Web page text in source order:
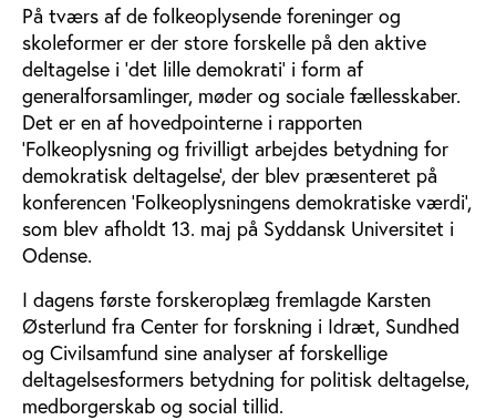
På tværs af de folkeoplysende foreninger og
skoleformer er der store forskelle på den aktive
deltagelse i ’det lille demokrati’ i form af
generalforsamlinger, møder og sociale fællesskaber.
Det er en af hovedpointerne i rapporten
’Folkeoplysning og frivilligt arbejdes betydning for
demokratisk deltagelse’, der blev præsenteret på
konferencen ’Folkeoplysningens demokratiske værdi’,
som blev afholdt 13. maj på Syddansk Universitet i
Odense.
I dagens første forskeroplæg fremlagde Karsten
Østerlund fra Center for forskning i Idræt, Sundhed
og Civilsamfund sine analyser af forskellige
deltagelsesformers betydning for politisk deltagelse,
medborgerskab og social tillid.